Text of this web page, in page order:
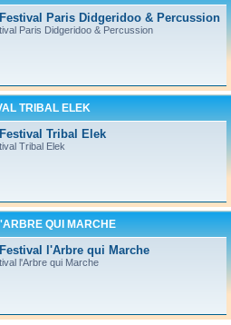
Paris Didgeridoo & Percussion
Paris Didgeridoo & Percussion
TRIBAL ELEK
Tribal Elek
Tribal Elek
QUI MARCHE
l'Arbre qui Marche
l'Arbre qui Marche